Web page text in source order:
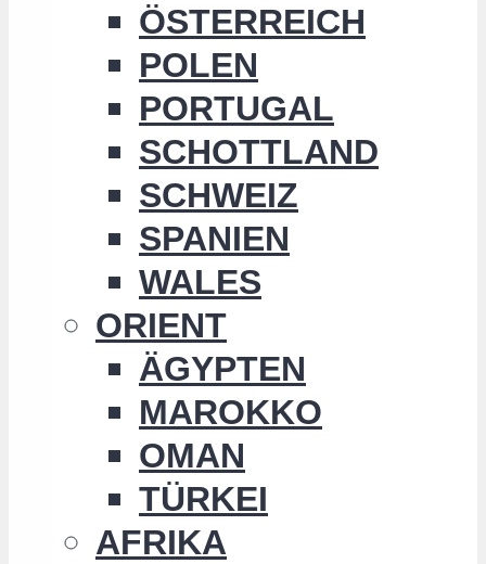
ÖSTERREICH
POLEN
PORTUGAL
SCHOTTLAND
SCHWEIZ
SPANIEN
WALES
ORIENT
ÄGYPTEN
MAROKKO
OMAN
TÜRKEI
AFRIKA